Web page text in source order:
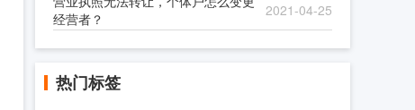
经营者？
2021-04-25
热门标签